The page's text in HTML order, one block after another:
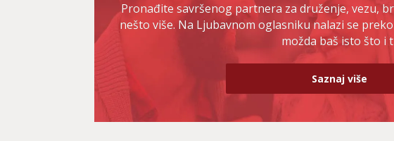
Pronađite savršenog partnera za druženje, vezu,
nešto više. Na Ljubavnom oglasniku nalazi se
možda baš isto što i
Saznaj više